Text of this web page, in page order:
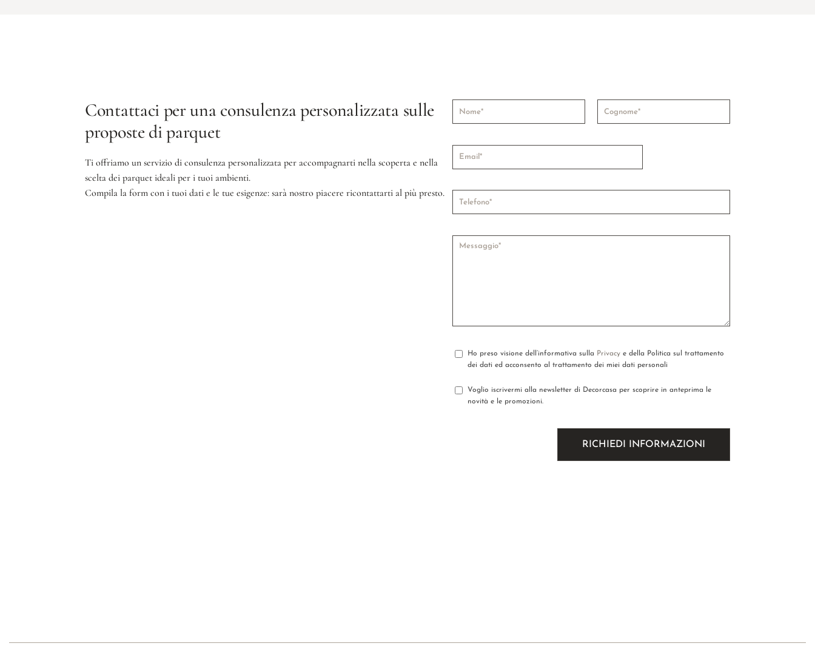
Contattaci per una consulenza personalizzata sulle
proposte di parquet
Ti offriamo un servizio di consulenza personalizzata per accompagnarti nella scoperta e nella
scelta dei parquet ideali per i tuoi ambienti.
Compila la form con i tuoi dati e le tue esigenze: sarà nostro piacere ricontattarti al più presto.
Ho preso visione dell’informativa sulla Privacy e della Politica sul trattamento
dei dati ed acconsento al trattamento dei miei dati personali
Voglio iscrivermi alla newsletter di Decorcasa per scoprire in anteprima le
novità e le promozioni.